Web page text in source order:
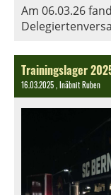
Am 06.03.26
Trainingslager
16.03.2025, Inäbnit Ruben